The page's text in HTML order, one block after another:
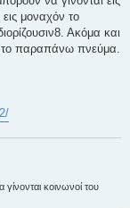
μοναχόν το
Ακόμα και
παραπάνω πνεύμα.
γίνονται κοινωνοί του